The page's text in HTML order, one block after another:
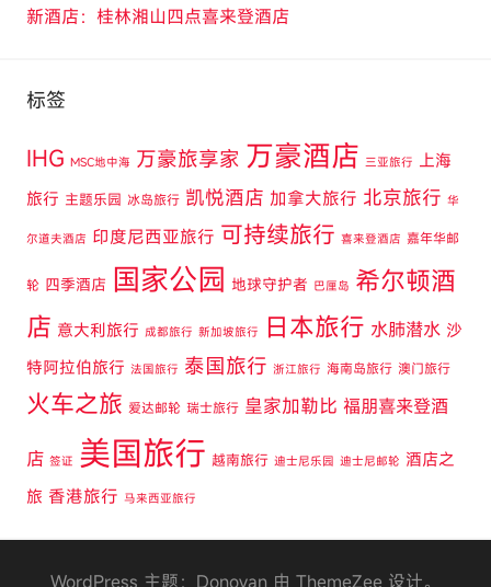
新酒店：桂林湘山四点喜来登酒店
标签
IHG MSC地中海 万豪旅享家 万豪酒店 三亚旅行
上海
旅行 主题乐园 冰岛旅行 凯悦酒店 加拿大旅行 北京旅行 华
尔道夫酒店 印度尼西亚旅行 可持续旅行 喜来登酒店 嘉年华邮
轮 四季酒店 国家公园 地球守护者 巴厘岛 希尔顿酒
店 意大利旅行 成都旅行 新加坡旅行 日本旅行 水肺潜水 沙
特阿拉伯旅行 法国旅行 泰国旅行 浙江旅行 海南岛旅行 澳门旅行
火车之旅 爱达邮轮 瑞士旅行 皇家加勒比 福朋喜来登酒
店 签证 美国旅行 越南旅行 迪士尼乐园 迪士尼邮轮 酒店之
旅 香港旅行 马来西亚旅行
WordPress 主题：Donovan 由 ThemeZee 设计。